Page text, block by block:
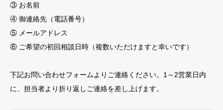
③ お名前
④ 御連絡先（電話番号）
⑤ メールアドレス
⑥ ご希望の初回相談日時（複数いただけますと幸いです）
下記お問い合わせフォームよりご連絡ください。1～2営業日内
に、担当者より折り返しご連絡を差し上げます。